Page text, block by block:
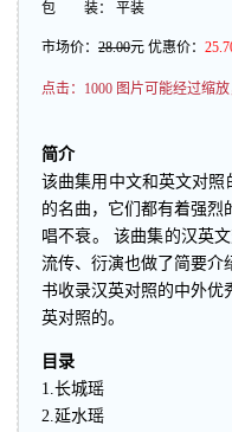
包 装： 平装
市场价： 28.00元 优惠价：
点击： 1000 图片可能经过缩
简介
该曲集用中文和英文对照
的名曲，它们都有着强烈
唱不衰。 该曲集的汉英
流传、衍演也做了简要介
书收录汉英对照的中外优
英对照的。
目录
1.长城瑶
2.延水瑶